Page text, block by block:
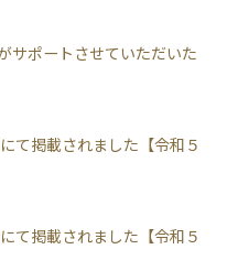
サポートさせていただいた
て掲載されました【令和５
て掲載されました【令和５